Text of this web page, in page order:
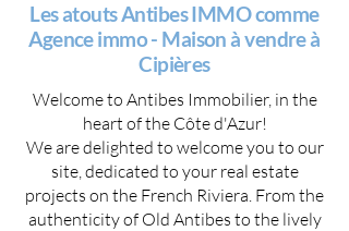
Les atouts Antibes IMMO comme
Agence immo - Maison à vendre à
Cipières
Welcome to Antibes Immobilier, in the
heart of the Côte d'Azur!
We are delighted to welcome you to our
site, dedicated to your real estate
projects on the French Riviera. From the
authenticity of Old Antibes to the lively